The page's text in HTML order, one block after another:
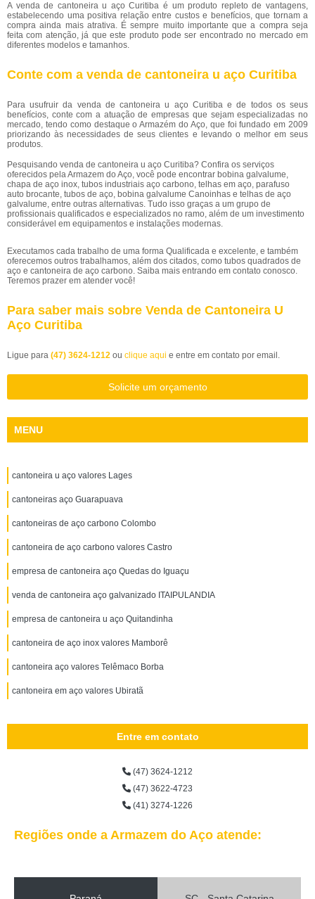
A venda de cantoneira u aço Curitiba é um produto repleto de vantagens,
estabelecendo uma positiva relação entre custos e benefícios, que tornam a
compra ainda mais atrativa. É sempre muito importante que a compra seja
feita com atenção, já que este produto pode ser encontrado no mercado em
diferentes modelos e tamanhos.
Conte com a venda de cantoneira u aço Curitiba
Para usufruir da venda de cantoneira u aço Curitiba e de todos os seus
benefícios, conte com a atuação de empresas que sejam especializadas no
mercado, tendo como destaque o Armazém do Aço, que foi fundado em 2009
priorizando às necessidades de seus clientes e levando o melhor em seus
produtos.
Pesquisando venda de cantoneira u aço Curitiba? Confira os serviços
oferecidos pela Armazem do Aço, você pode encontrar bobina galvalume,
chapa de aço inox, tubos industriais aço carbono, telhas em aço, parafuso
auto brocante, tubos de aço, bobina galvalume Canoinhas e telhas de aço
galvalume, entre outras alternativas. Tudo isso graças a um grupo de
profissionais qualificados e especializados no ramo, além de um investimento
considerável em equipamentos e instalações modernas.
Executamos cada trabalho de uma forma Qualificada e excelente, e também
oferecemos outros trabalhamos, além dos citados, como tubos quadrados de
aço e cantoneira de aço carbono. Saiba mais entrando em contato conosco.
Teremos prazer em atender você!
Para saber mais sobre Venda de Cantoneira U
Aço Curitiba
Ligue para (47) 3624-1212 ou clique aqui e entre em contato por email.
Solicite um orçamento
MENU
cantoneira u aço valores Lages
cantoneiras aço Guarapuava
cantoneiras de aço carbono Colombo
cantoneira de aço carbono valores Castro
empresa de cantoneira aço Quedas do Iguaçu
venda de cantoneira aço galvanizado ITAIPULANDIA
empresa de cantoneira u aço Quitandinha
cantoneira de aço inox valores Mamborê
cantoneira aço valores Telêmaco Borba
cantoneira em aço valores Ubiratã
Entre em contato
(47) 3624-1212
(47) 3622-4723
(41) 3274-1226
Regiões onde a Armazem do Aço atende: